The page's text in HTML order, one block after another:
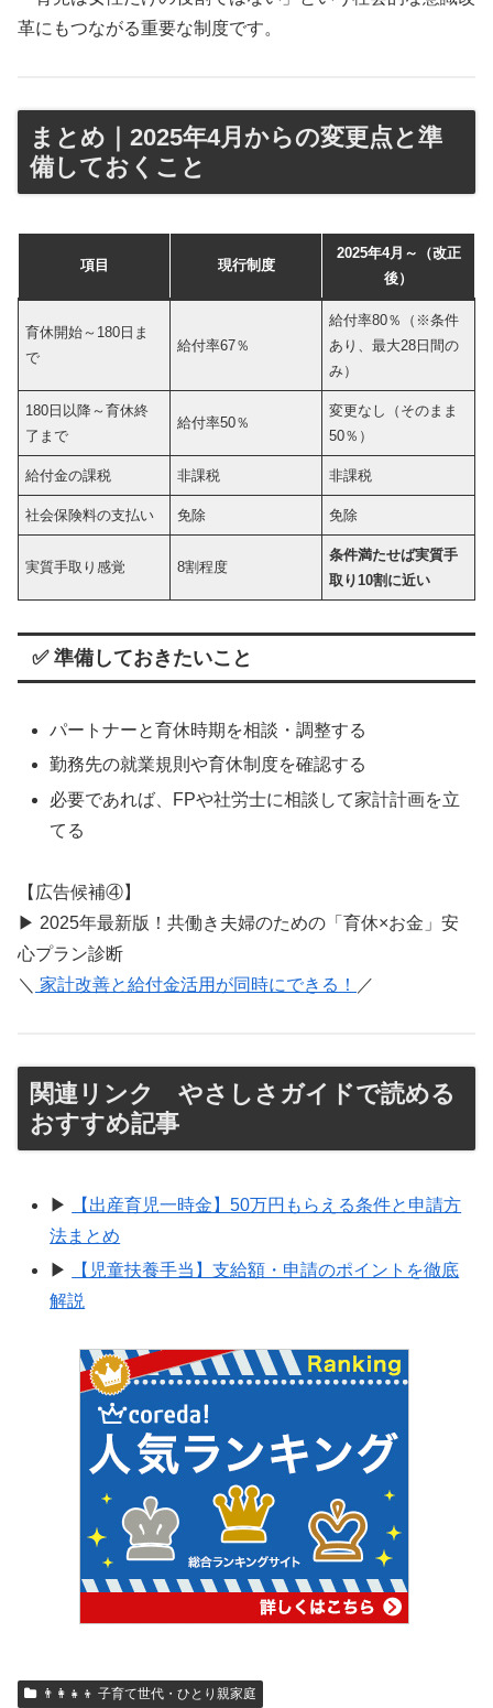
革にもつながる重要な制度です。
まとめ｜2025年4月からの変更点と準
備しておくこと
項目 現行制度
2025年4月～（改正
後）
育休開始～180日ま
で
給付率67％
給付率80％（※条件
あり、最大28日間の
み）
180日以降～育休終
了まで
給付率50％
変更なし（そのまま
50％）
給付金の課税 非課税 非課税
社会保険料の支払い 免除 免除
実質手取り感覚 8割程度
条件満たせば実質手
取り10割に近い
✅ 準備しておきたいこと
パートナーと育休時期を相談・調整する
勤務先の就業規則や育休制度を確認する
必要であれば、FPや社労士に相談して家計計画を立
てる
【広告候補④】
▶ 2025年最新版！共働き夫婦のための「育休×お金」安
心プラン診断
＼ 家計改善と給付金活用が同時にできる！ ／
関連リンク やさしさガイドで読める
おすすめ記事
▶
【出産育児一時金】50万円もらえる条件と申請方
法まとめ
▶
【児童扶養手当】支給額・申請のポイントを徹底
解説
👨‍👩‍👧‍👦 子育て世代・ひとり親家庭